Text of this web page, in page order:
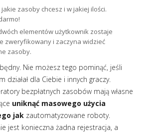
zasoby chcesz i w jakiej ilości.
elementów użytkownik zostaje
zweryfikowany i zaczyna widzieć
zasoby.
Nie możesz tego pominąć, jeśli
działał dla Ciebie i innych graczy.
bezpłatnych zasobów mają własne
uniknąć masowego użycia
jak zautomatyzowane roboty.
jest konieczna żadna rejestracja, a